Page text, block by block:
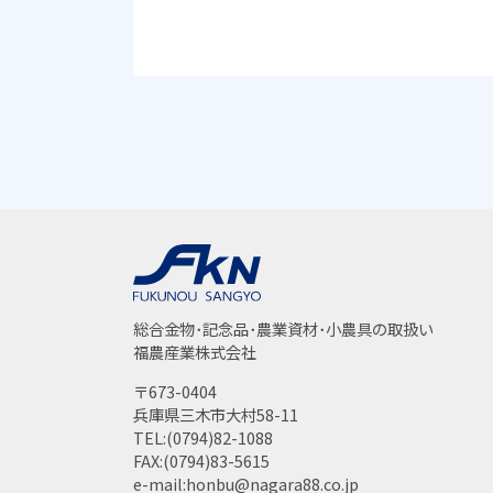
総合金物･記念品･農業資材･小農具の取扱い
福農産業株式会社
〒673-0404
兵庫県三木市大村58-11
TEL:(0794)82-1088
FAX:(0794)83-5615
e-mail:honbu@nagara88.co.jp